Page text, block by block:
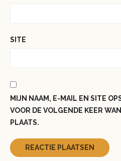
SITE
MIJN NAAM, E-MAIL EN SITE
VOOR DE VOLGENDE KEER
PLAATS.